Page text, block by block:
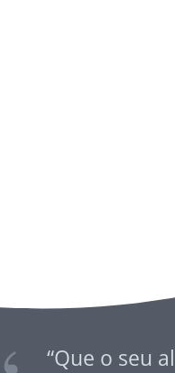
“Que o seu